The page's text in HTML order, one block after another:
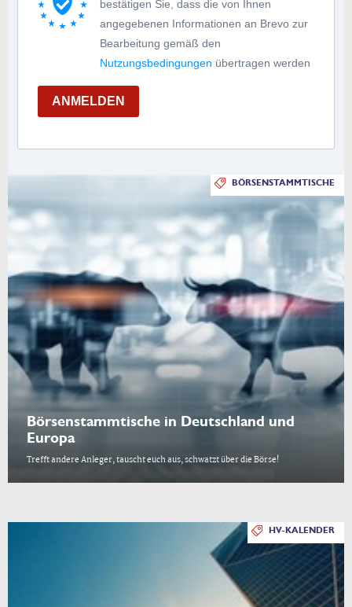
bestätigen Sie, dass die von Ihnen
angegebenen Informationen an Brevo zur
Bearbeitung gemäß den
Nutzungsbedingungen übertragen werden
ANMELDEN
BÖRSENSTAMMTISCHE
Börsenstammtische in Deutschland und
Europa
Trefft andere Anleger, tauscht euch aus, schwatzt über die Börse!
HV-KALENDER